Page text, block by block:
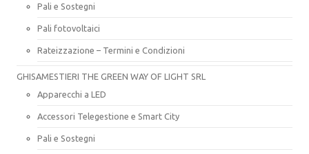
Pali e Sostegni
Pali fotovoltaici
Rateizzazione – Termini e Condizioni
GHISAMESTIERI THE GREEN WAY OF LIGHT SRL
Apparecchi a LED
Accessori Telegestione e Smart City
Pali e Sostegni